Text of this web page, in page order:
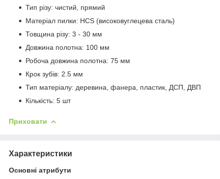
Тип різу: чистий, прямий
Матеріал пилки: HCS (високовуглецева сталь)
Товщина різу: 3 - 30 мм
Довжина полотна: 100 мм
Робоча довжина полотна: 75 мм
Крок зубів: 2.5 мм
Тип матеріалу: деревина, фанера, пластик, ДСП, ДВП
Кількість: 5 шт
Приховати
Характеристики
Основні атрибути